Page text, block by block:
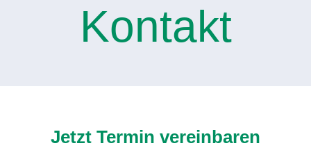
Kontakt
Jetzt Termin vereinbaren